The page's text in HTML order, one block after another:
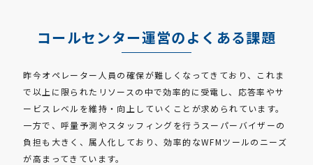
コールセンター運営のよくある課題
昨今オペレーター人員の確保が難しくなってきており、これま
で以上に限られたリソースの中で効率的に受電し、応答率やサ
ービスレベルを維持・向上していくことが求められています。
一方で、呼量予測やスタッフィングを行うスーパーバイザーの
負担も大きく、属人化しており、効率的なWFMツールのニーズ
が高まってきています。